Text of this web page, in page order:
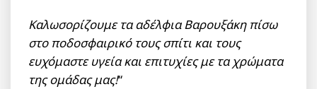
Καλωσορίζουμε τα αδέλφια Βαρουξάκη πίσω
στο ποδοσφαιρικό τους σπίτι και τους
ευχόμαστε υγεία και επιτυχίες με τα χρώματα
της ομάδας μας!“